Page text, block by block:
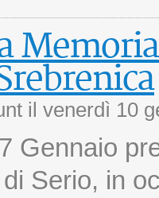
il venerdì 10
Gennaio
Serio, in